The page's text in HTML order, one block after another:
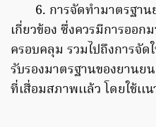
6. การจัดทำมาตรฐาน
เกี่ยวข้อง ซึ่งควรมีการออ
ครอบคลุม รวมไปถึงการจัด
รับรองมาตรฐานของยานยน
ที่เสื่อมสภาพเเล้ว โดยใช้เ